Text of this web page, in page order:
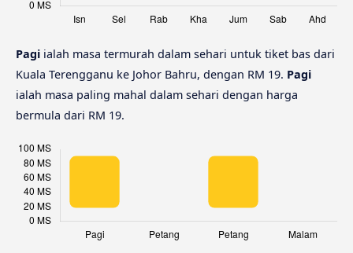
Pagi ialah masa termurah dalam sehari untuk tiket bas dari
Kuala Terengganu ke Johor Bahru, dengan RM 19. Pagi
ialah masa paling mahal dalam sehari dengan harga
bermula dari RM 19.